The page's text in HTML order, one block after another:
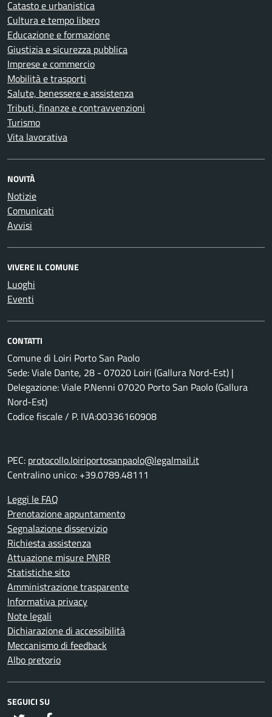
Catasto e urbanistica
Cultura e tempo libero
Educazione e formazione
Giustizia e sicurezza pubblica
Imprese e commercio
Mobilità e trasporti
Salute, benessere e assistenza
Tributi, finanze e contravvenzioni
Turismo
Vita lavorativa
NOVITÀ
Notizie
Comunicati
Avvisi
VIVERE IL COMUNE
Luoghi
Eventi
CONTATTI
Comune di Loiri Porto San Paolo
Sede: Viale Dante, 28 - 07020 Loiri (Gallura Nord-Est) |
Delegazione: Viale P.Nenni 07020 Porto San Paolo (Gallura
Nord-Est)
Codice fiscale / P. IVA:00336160908
PEC: protocollo.loiriportosanpaolo@legalmail.it
Centralino unico: +39.0789.48111
Leggi le FAQ
Prenotazione appuntamento
Segnalazione disservizio
Richiesta assistenza
Attuazione misure PNRR
Statistiche sito
Amministrazione trasparente
Informativa privacy
Note legali
Dichiarazione di accessibilità
Meccanismo di feedback
Albo pretorio
SEGUICI SU